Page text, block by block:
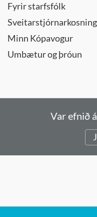
Fyrir starfsfólk
Minn Kópavogur
Umbætur og þróun
Var efnið